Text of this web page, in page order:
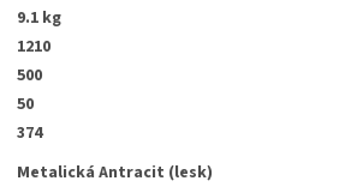
9.1 kg
1210
500
50
374
Metalická Antracit (lesk)